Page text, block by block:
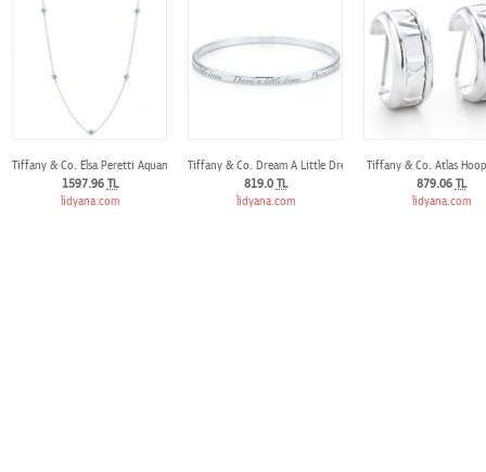
Tiffany & Co. Elsa Peretti Aquamarine By The Yard Kolye
1597.96 TL
lidyana.com
Tiffany & Co. Dream A Little Dream Bilezik
819.0 TL
lidyana.com
Tiffany & Co. Atlas
879.06 TL
lidyana.com